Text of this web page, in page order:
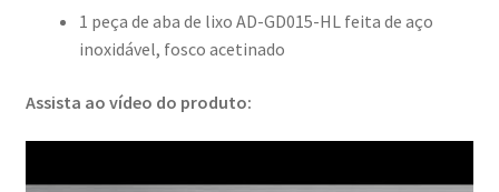
1 peça de aba de lixo AD-GD015-HL feita de aço
inoxidável, fosco acetinado
Assista ao vídeo do produto: